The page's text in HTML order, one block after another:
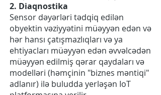
2. Diaqnostika
Sensor dəyərləri tədqiq edilən
obyektin vəziyyətini müəyyən edən və
hər hansı çatışmazlıqları və ya
ehtiyacları müəyyən edən əvvəlcədən
müəyyən edilmiş qərar qaydaları və
modelləri (həmçinin "biznes məntiqi"
adlanır) ilə buludda yerləşən IoT